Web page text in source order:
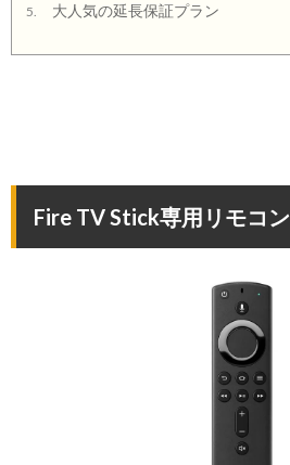
5. 大人気の延長保証プラン
Fire TV Stick専用リモコン